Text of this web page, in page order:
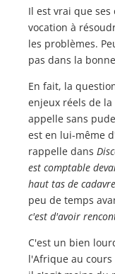
Il est vrai que
vocation à
les problèmes.
pas dans la
En fait, la
enjeux réels de
appelle sans
est en lui-même
rappelle dans
est comptable
haut tas de
peu de temps
c'est d'avoir
C'est un bien
l'Afrique au cours